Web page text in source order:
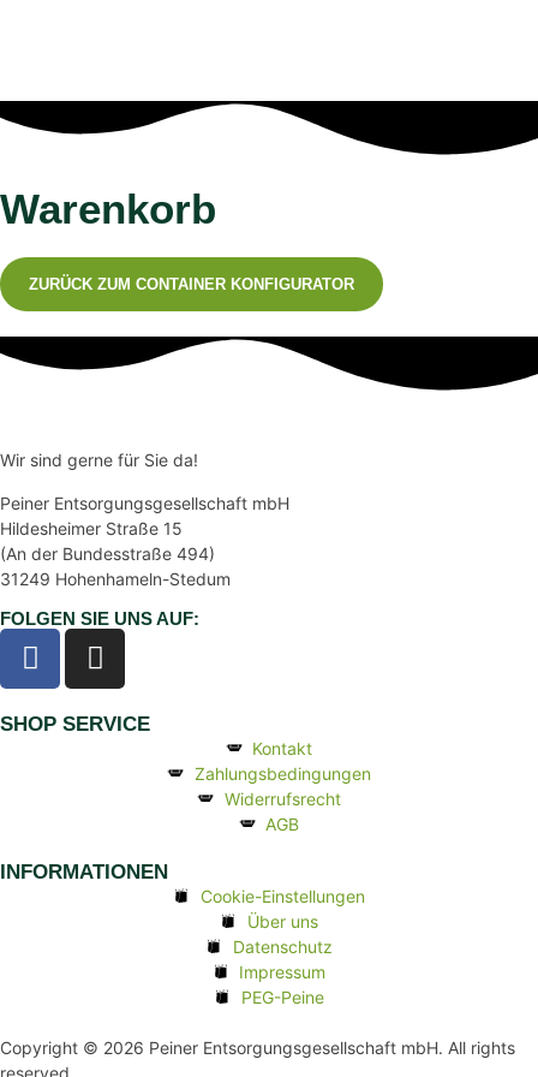
Warenkorb
ZURÜCK ZUM CONTAINER KONFIGURATOR
Wir sind gerne für Sie da!
Peiner Entsorgungsgesellschaft mbH
Hildesheimer Straße 15
(An der Bundesstraße 494)
31249 Hohenhameln-Stedum
FOLGEN SIE UNS AUF:
SHOP SERVICE
Kontakt
Zahlungsbedingungen
Widerrufsrecht
AGB
INFORMATIONEN
Cookie-Einstellungen
Über uns
Datenschutz
Impressum
PEG-Peine
Copyright © 2026 Peiner Entsorgungsgesellschaft mbH. All rights
reserved.